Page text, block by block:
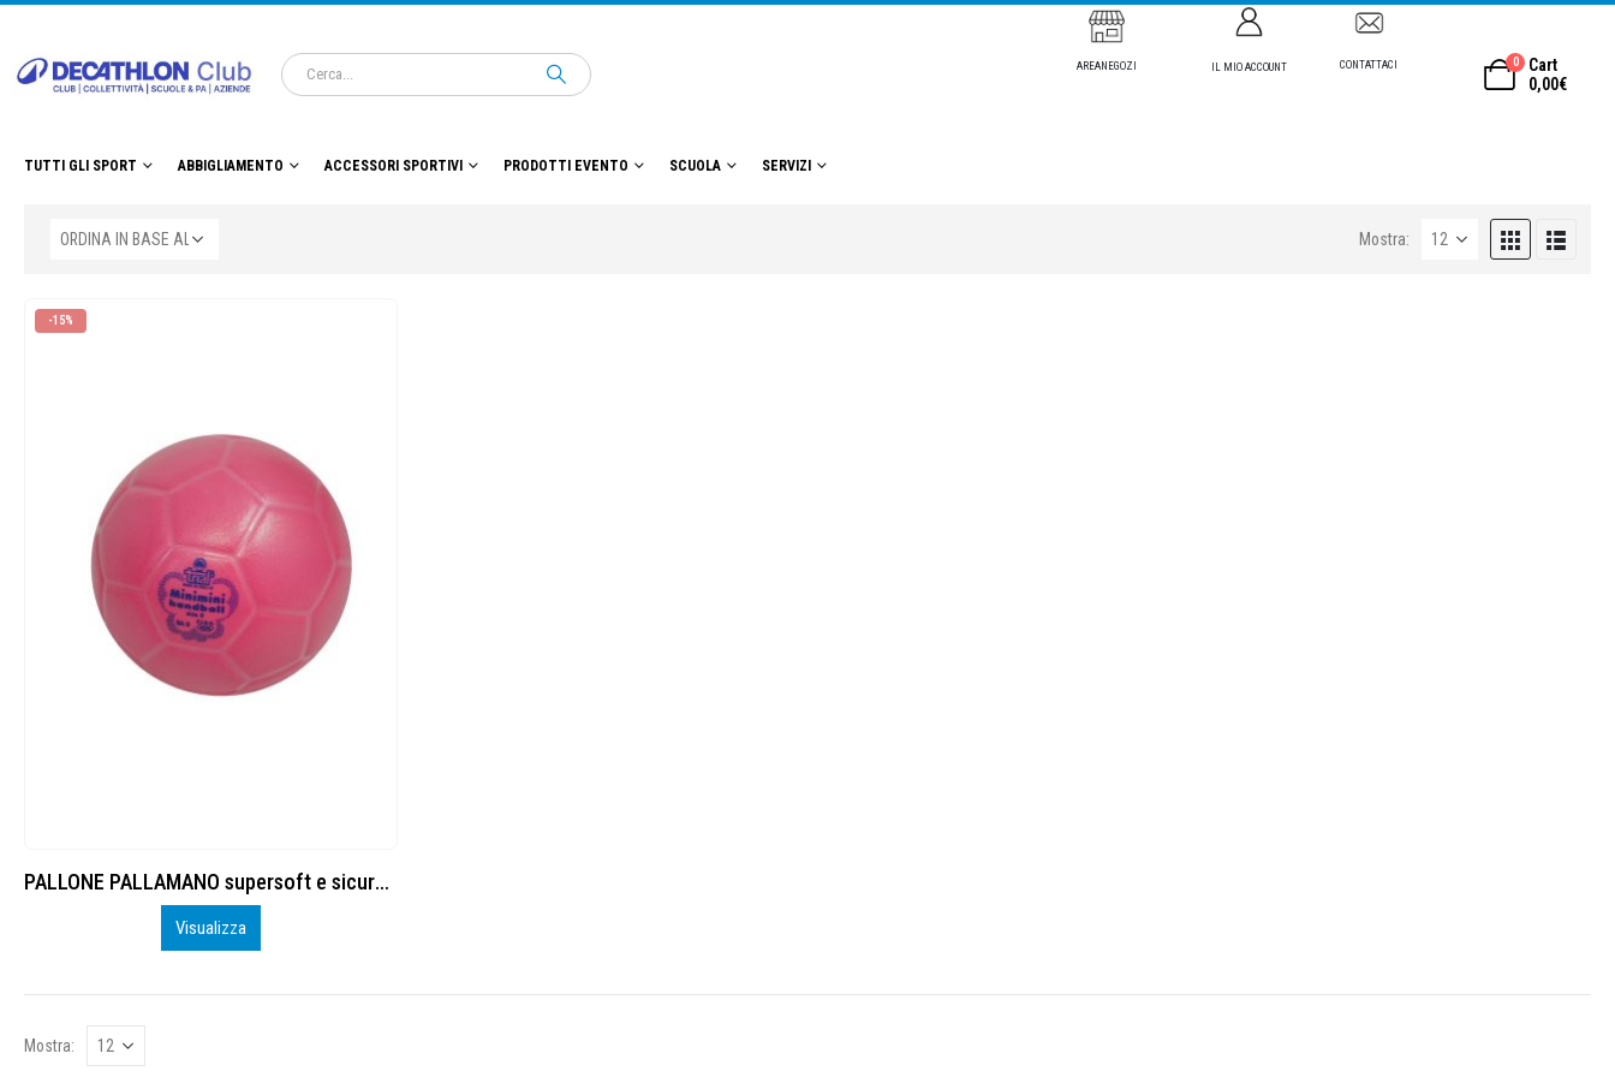
AREANEGOZI IL MIO ACCOUNT CONTATTACI 0
Cart
0,00€
TUTTI GLI SPORT ABBIGLIAMENTO ACCESSORI SPORTIVI PRODOTTI EVENTO SCUOLA SERVIZI
Mostra:
-15%
PALLONE PALLAMANO supersoft e sicuro Junior n.1
Visualizza
Mostra: